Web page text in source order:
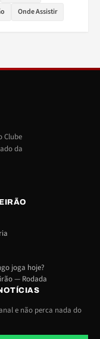
Onde Assistir
Clube
da
joga hoje?
— Rodada
e não perca nada do